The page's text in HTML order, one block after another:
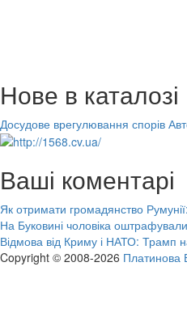
Нове в каталозі
Досудове врегулювання спорів
Ваші коментарі
Як отримати громадянство
На Буковині чоловіка
Відмова від Криму і НАТО: Трамп
Copyright © 2008-2026 Платинова